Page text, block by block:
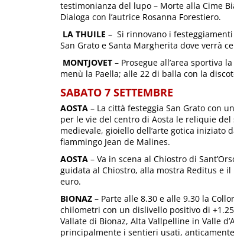
testimonianza del lupo – Morte alla Cime
Dialoga con l’autrice Rosanna Forestiero.
LA THUILE – Si rinnovano i
San Grato e Santa Margherita dove verrà
MONTJOVET – Prosegue all’area sportiva
menù la Paella; alle 22 di balla con la
SABATO 7 SETTEMBRE
AOSTA – La città festeggia San Grato con
per le vie del centro di Aosta le reliquie
medievale, gioiello dell’arte gotica iniziato
fiammingo Jean de Malines.
AOSTA – Va in scena al Chiostro di
guidata al Chiostro, alla mostra Reditus e
euro.
BIONAZ – Parte alle 8.30 e alle 9.30 la
chilometri con un dislivello positivo di
Vallate di Bionaz, Alta Vallpelline in Valle
principalmente i sentieri usati,